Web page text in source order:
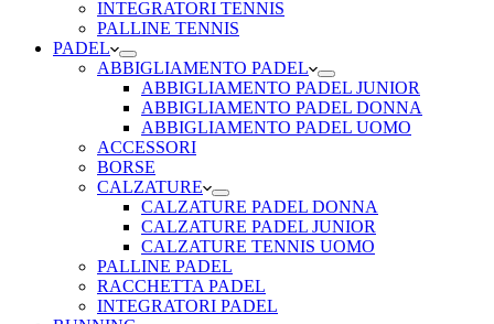
INTEGRATORI TENNIS
PALLINE TENNIS
PADEL
ABBIGLIAMENTO PADEL
ABBIGLIAMENTO PADEL JUNIOR
ABBIGLIAMENTO PADEL DONNA
ABBIGLIAMENTO PADEL UOMO
ACCESSORI
BORSE
CALZATURE
CALZATURE PADEL DONNA
CALZATURE PADEL JUNIOR
CALZATURE TENNIS UOMO
PALLINE PADEL
RACCHETTA PADEL
INTEGRATORI PADEL